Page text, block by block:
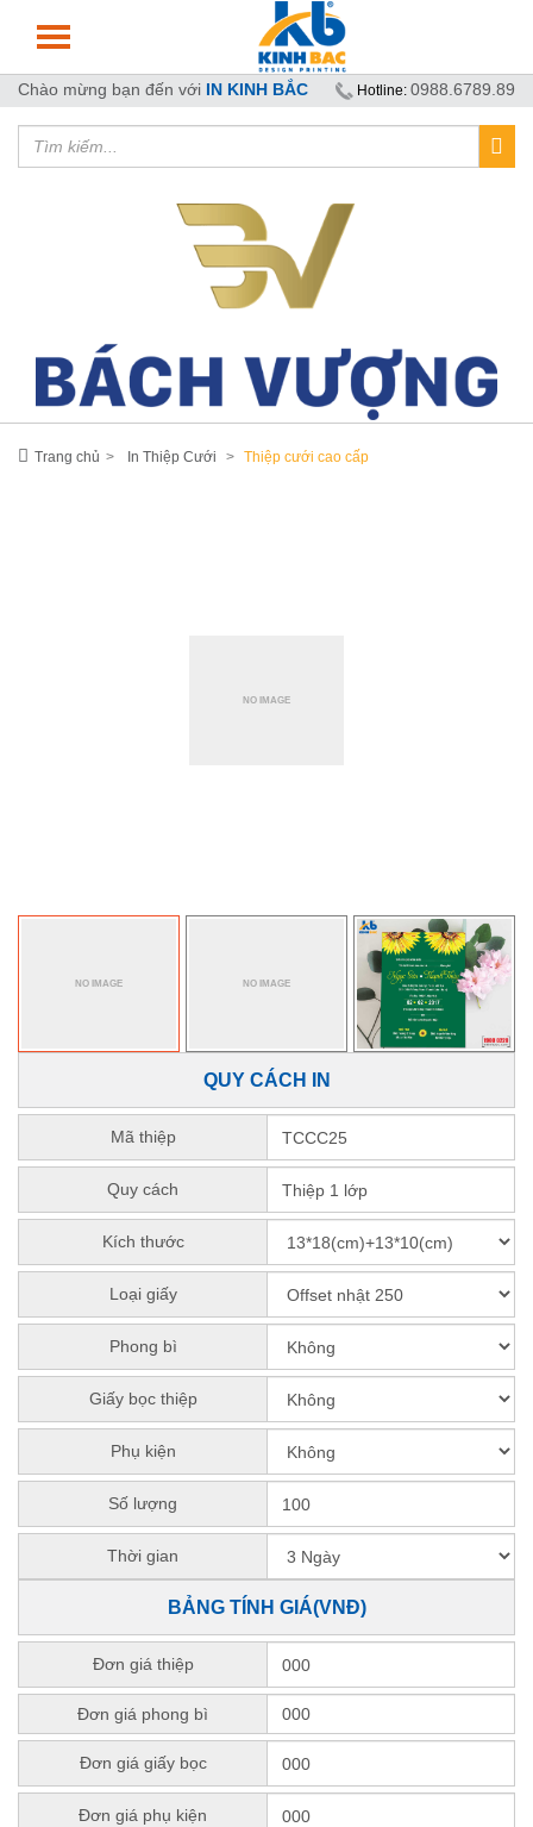
Chào mừng bạn đến với IN KINH BẮC Hotline: 0988.6789.89
Trang chủ In Thiệp Cưới Thiệp cưới cao cấp
QUY CÁCH IN
Mã thiệp
Quy cách
Kích thước
Loại giấy
Phong bì
Giấy bọc thiệp
Phụ kiện
Số lượng
Thời gian
BẢNG TÍNH GIÁ(VNĐ)
Đơn giá thiệp
Đơn giá phong bì
Đơn giá giấy bọc
Đơn giá phụ kiện